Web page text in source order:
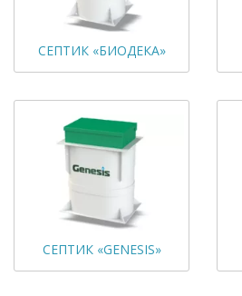
СЕПТИК «БИОДЕКА»
СЕПТИК «GENESIS»